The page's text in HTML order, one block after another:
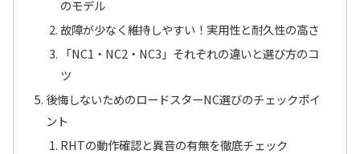
のモデル
故障が少なく維持しやすい！実用性と耐久性の高さ
「NC1・NC2・NC3」それぞれの違いと選び方のコ
ツ
後悔しないためのロードスターNC選びのチェックポイ
ント
RHTの動作確認と異音の有無を徹底チェック